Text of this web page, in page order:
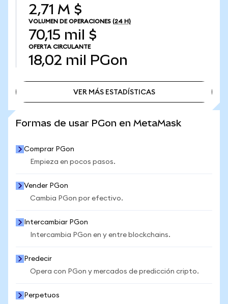
2,71 M $
VOLUMEN DE OPERACIONES (24 H)
70,15 mil $
OFERTA CIRCULANTE
18,02 mil PGon
VER MÁS ESTADÍSTICAS
Formas de usar PGon en MetaMask
Comprar PGon
Empieza en pocos pasos.
Vender PGon
Cambia PGon por efectivo.
Intercambiar PGon
Intercambia PGon en y entre blockchains.
Predecir
Opera con PGon y mercados de predicción cripto.
Perpetuos